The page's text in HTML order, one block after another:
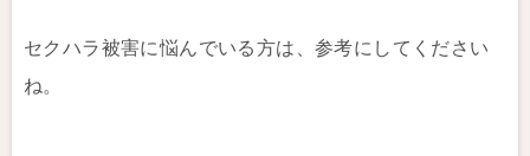
セクハラ被害に悩んでいる方は、参考にしてください
ね。